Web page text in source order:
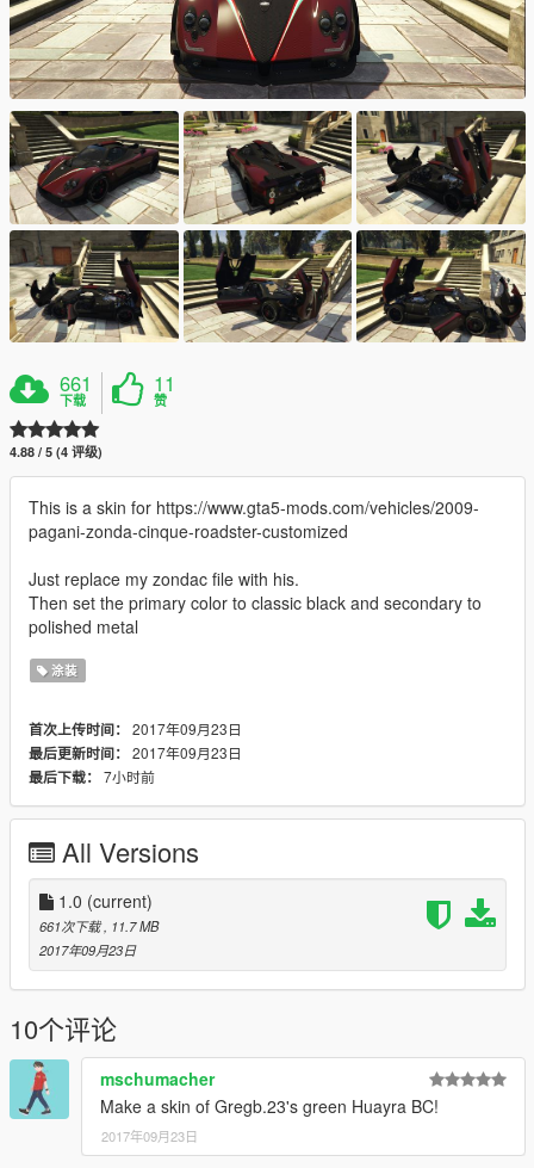
661
下载
11
赞
4.88 / 5 (4 评级)
This is a skin for https://www.gta5-mods.com/vehicles/2009-
pagani-zonda-cinque-roadster-customized
Just replace my zondac file with his.
Then set the primary color to classic black and secondary to
polished metal
涂装
首次上传时间： 2017年09月23日
最后更新时间： 2017年09月23日
最后下载： 7小时前
All Versions
1.0 (current)
661次下载 , 11.7 MB
2017年09月23日
10个评论
mschumacher
Make a skin of Gregb.23's green Huayra BC!
2017年09月23日